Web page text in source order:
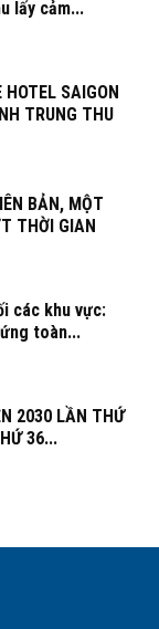
lấy cảm...
HOTEL SAIGON
TRUNG THU
BẢN, MỘT
THỜI GIAN
các khu vực:
toàn...
2030 LẦN THỨ
36...